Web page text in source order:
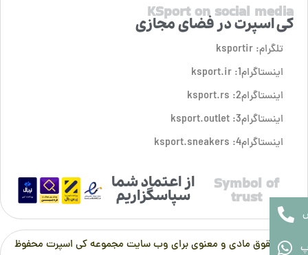
KSport on social media
کی اسپرت در فضای مجازی
تلگرام: ksportir
اینستاگرام1: ksport.ir
اینستاگرام2: ksport.rs
اینستاگرام3: ksport.outlet
اینستاگرام4: ksport.sneakers
Symbol of
trust
از اعتماد شما
سپاسگزاریم
تمام حقوق مادی و معنوی برای وب سایت مجموعه کی اسپرت محفوظ